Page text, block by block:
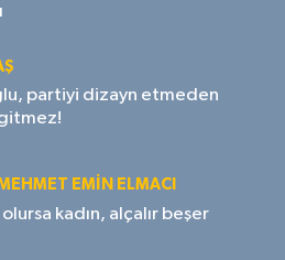
partiyi dizayn etmeden
EMIN ELMACI
kadın, alçalır beşer